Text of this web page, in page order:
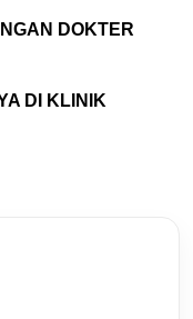
DOKTER
DI KLINIK